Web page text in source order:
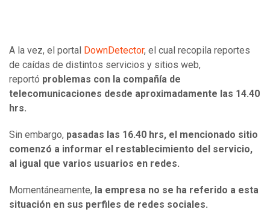
A la vez, el portal DownDetector, el cual recopila reportes
de caídas de distintos servicios y sitios web,
reportó problemas con la compañía de
telecomunicaciones desde aproximadamente las 14.40
hrs.
Sin embargo, pasadas las 16.40 hrs, el mencionado sitio
comenzó a informar el restablecimiento del servicio,
al igual que varios usuarios en redes.
Momentáneamente, la empresa no se ha referido a esta
situación en sus perfiles de redes sociales.